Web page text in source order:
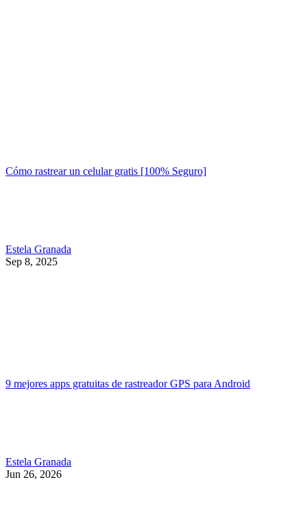
Cómo rastrear un celular gratis [100% Seguro]
Estela Granada
Sep 8, 2025
9 mejores apps gratuitas de rastreador GPS para Android
Estela Granada
Jun 26, 2026